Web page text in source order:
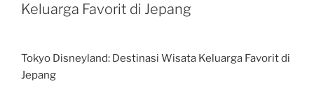
Keluarga Favorit di Jepang
Tokyo Disneyland: Destinasi Wisata Keluarga Favorit di
Jepang